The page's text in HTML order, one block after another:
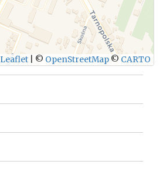
WYŚLIJ
Leaflet © OpenStreetMap © CARTO